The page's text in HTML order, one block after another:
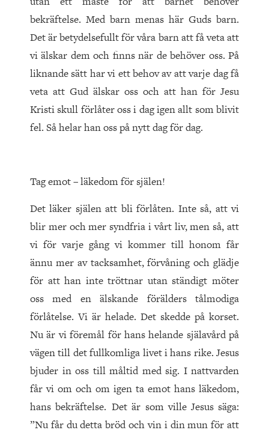
bekräftelse. Med barn menas här Guds barn.
Det är betydelsefullt för våra barn att få veta att
vi älskar dem och finns när de behöver oss. På
liknande sätt har vi ett behov av att varje dag få
veta att Gud älskar oss och att han för Jesu
Kristi skull förlåter oss i dag igen allt som blivit
fel. Så helar han oss på nytt dag för dag.
Tag emot – läkedom för själen!
Det läker själen att bli förlåten. Inte så, att vi
blir mer och mer syndfria i vårt liv, men så, att
vi för varje gång vi kommer till honom får
ännu mer av tacksamhet, förvåning och glädje
för att han inte tröttnar utan ständigt möter
oss med en älskande förälders tålmodiga
förlåtelse. Vi är helade. Det skedde på korset.
Nu är vi föremål för hans helande själavård på
vägen till det fullkomliga livet i hans rike. Jesus
bjuder in oss till måltid med sig. I nattvarden
får vi om och om igen ta emot hans läkedom,
hans bekräftelse. Det är som ville Jesus säga:
”Nu får du detta bröd och vin i din mun för att